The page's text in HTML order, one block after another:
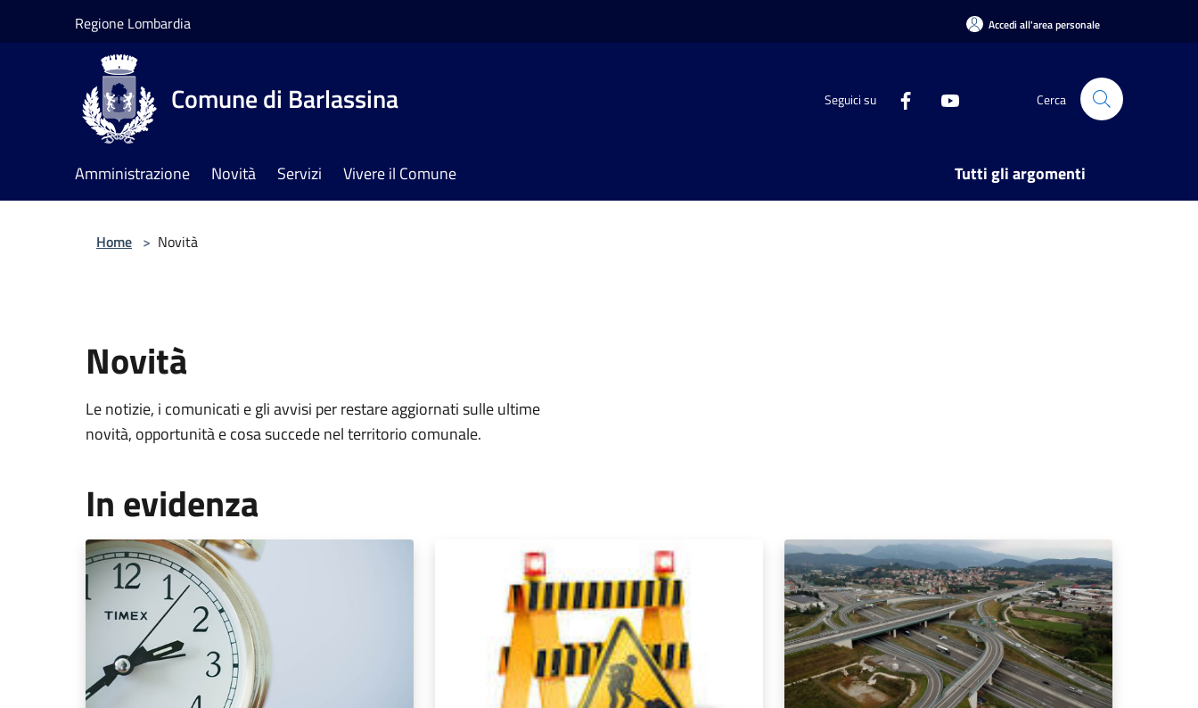
Regione Lombardia Accedi all'area personale
Comune di Barlassina Seguici su Cerca
Amministrazione Novità Servizi Vivere il Comune Tutti gli argomenti
Home > Novità
Novità
Le notizie, i comunicati e gli avvisi per restare aggiornati sulle ultime
novità, opportunità e cosa succede nel territorio comunale.
In evidenza